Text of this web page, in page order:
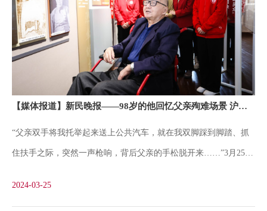
片，刘光华动情地回忆起86年前父亲殉难时的场景，师生和亲友们
无不动容。档案馆肖琳琳老师作为一名年轻的校史研究工作者是本
次活动的讲解者，她感慨地说：“之前是通过资料和展板了解那段
红色历史，今天历史的亲历者就在面前，那些曾经只出现在史料上
的名字和事迹变得生动起来。”她表示，刘光华的描述和介绍为她
究、传播校史文化、赓续红色文脉。当天，学校还特别组织了一批
学生志愿讲解员在现场聆听。次日他们就将作为一颗颗火种把爱国
【媒体报道】新民晚报——98岁的他回忆父亲殉难场景 沪江大学首位华人校长刘湛恩之子做客上理工思政大课堂
“父亲双手将我托举起来送上公共汽车，就在我双脚踩到脚踏、抓
住扶手之际，突然一声枪响，背后父亲的手松脱开来……”3月25
2024-03-25